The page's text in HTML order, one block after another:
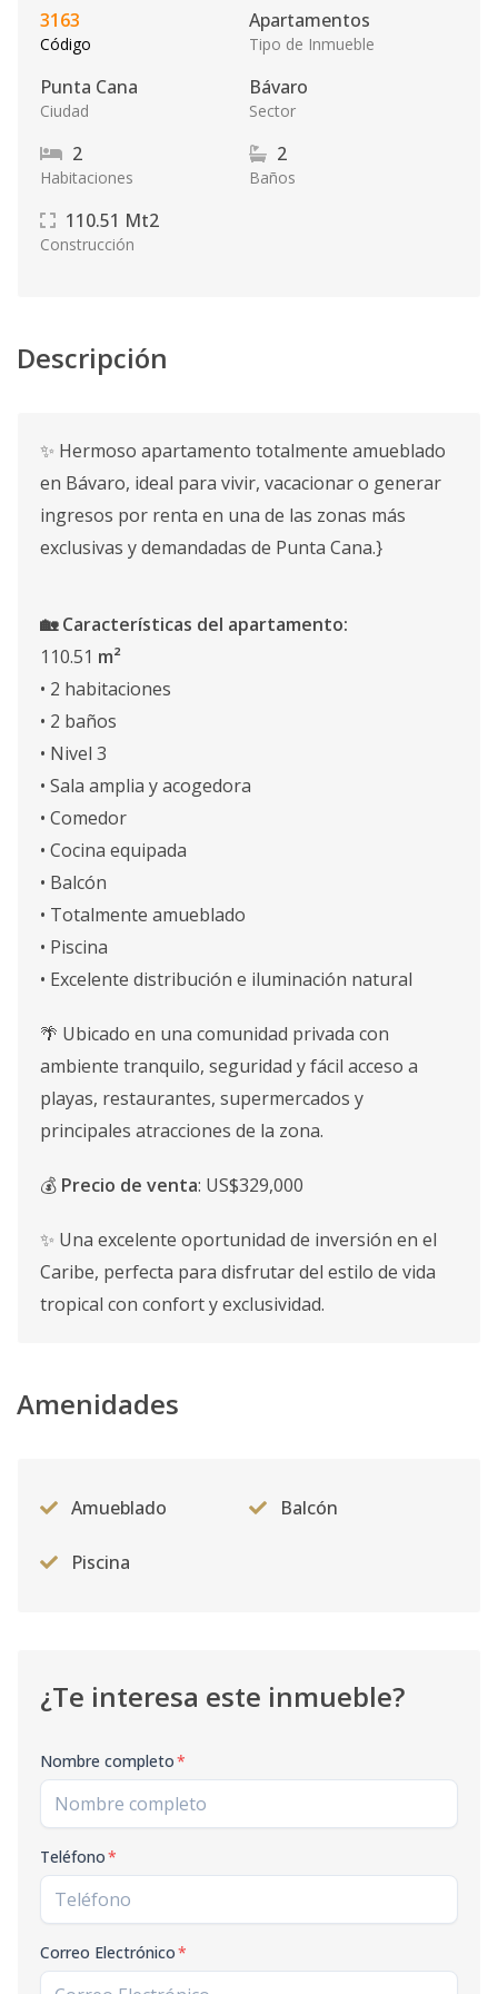
3163
Código
Apartamentos
Tipo de Inmueble
Punta Cana
Ciudad
Bávaro
Sector
2
Habitaciones
2
Baños
110.51 Mt2
Construcción
Descripción
✨ Hermoso apartamento totalmente amueblado
en Bávaro, ideal para vivir, vacacionar o generar
ingresos por renta en una de las zonas más
exclusivas y demandadas de Punta Cana.}
🏡 Características del apartamento:
110.51 m²
• 2 habitaciones
• 2 baños
• Nivel 3
• Sala amplia y acogedora
• Comedor
• Cocina equipada
• Balcón
• Totalmente amueblado
• Piscina
• Excelente distribución e iluminación natural
🌴 Ubicado en una comunidad privada con
ambiente tranquilo, seguridad y fácil acceso a
playas, restaurantes, supermercados y
principales atracciones de la zona.
💰 Precio de venta: US$329,000
✨ Una excelente oportunidad de inversión en el
Caribe, perfecta para disfrutar del estilo de vida
tropical con confort y exclusividad.
Amenidades
Amueblado Balcón
Piscina
¿Te interesa este inmueble?
Nombre completo*
Teléfono*
Correo Electrónico*